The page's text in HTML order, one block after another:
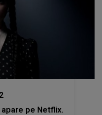
pe Netflix.